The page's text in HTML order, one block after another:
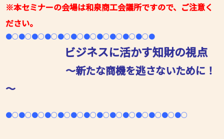
※本セミナーの会場は和泉商工会議所ですので、ご注意く
ださい。
●○●○●○●○●○●○●○●○●○●○●○●
ビジネスに活かす知財の視点
～新たな商機を逃さないために！
～
●○●○●○●○●○●○●○●○●○●○●○●○●○●○